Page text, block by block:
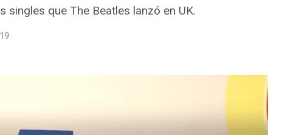
que The Beatles lanzó en UK.